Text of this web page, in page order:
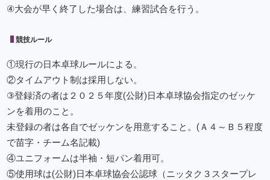
④大会が早く終了した場合は、練習試合を行う。
競技ルール
①現行の日本卓球ルールによる。
②タイムアウト制は採用しない。
③登録済の者は２０２５年度(公財)日本卓球協会指定のゼッケ
ンを着用のこと。
未登録の者は各自でゼッケンを用意すること。(Ａ４～Ｂ５程度
で苗字・チーム名記載)
④ユニフォームは半袖・短パン着用可。
⑤使用球は(公財)日本卓球協会公認球（ニッタク３スタープレ